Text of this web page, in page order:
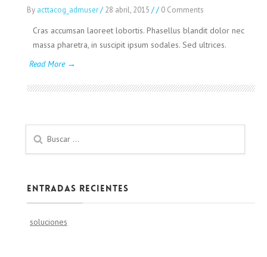
By acttacog_admuser/ 28 abril, 2015 // 0 Comments
Cras accumsan laoreet lobortis. Phasellus blandit dolor nec
massa pharetra, in suscipit ipsum sodales. Sed ultrices.
Read More →
Entradas recientes
soluciones